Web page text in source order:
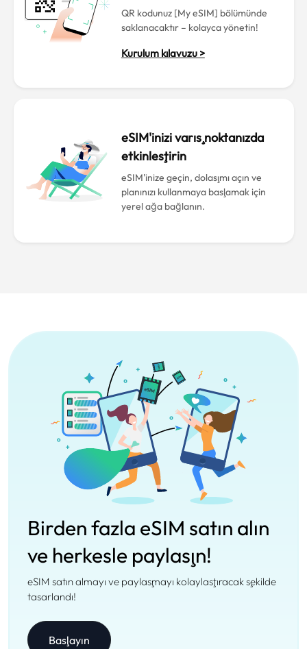
QR kodunuz [My eSIM] bölümünde
saklanacaktır – kolayca yönetin!
Kurulum kılavuzu >
eSIM'inizi varış noktanızda
etkinleştirin
eSIM'inize geçin, dolaşımı açın ve
planınızı kullanmaya başlamak için
yerel ağa bağlanın.
Birden fazla eSIM satın alın
ve herkesle paylaşın!
eSIM satın almayı ve paylaşmayı kolaylaştıracak şekilde
tasarlandı!
Başlayın